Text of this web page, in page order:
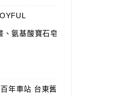
、氨基酸寶石皂
年車站 台東舊